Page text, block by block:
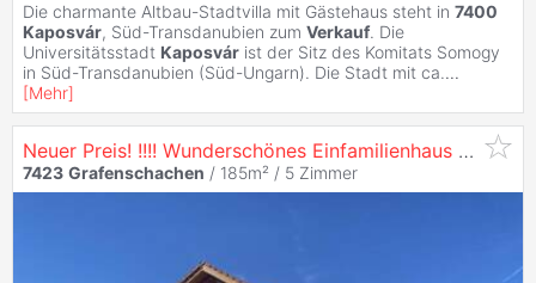
Die charmante Altbau-Stadtvilla mit Gästehaus steht in 7400
Kaposvár, Süd-Transdanubien zum Verkauf. Die
Universitätsstadt Kaposvár ist der Sitz des Komitats Somogy
in Süd-Transdanubien (Süd-Ungarn). Die Stadt mit ca....
[Mehr]
Neuer Preis! !!!! Wunderschönes Einfamilienhaus mit Einliegerwohnung!
7423 Grafenschachen / 185m² / 5 Zimmer